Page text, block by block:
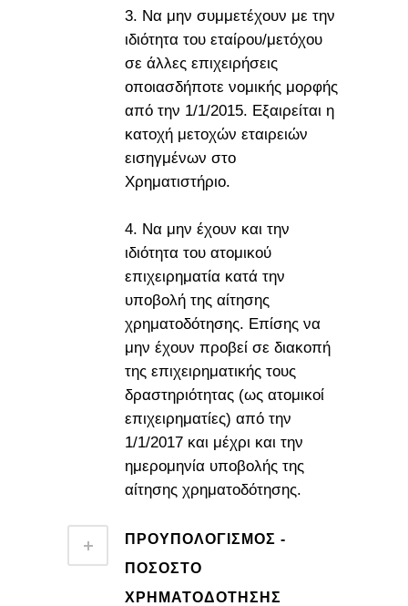
3. Να μην συμμετέχουν με την
ιδιότητα του εταίρου/μετόχου
σε άλλες επιχειρήσεις
οποιασδήποτε νομικής μορφής
από την 1/1/2015. Εξαιρείται η
κατοχή μετοχών εταιρειών
εισηγμένων στο
Χρηματιστήριο.
4. Να μην έχουν και την
ιδιότητα του ατομικού
επιχειρηματία κατά την
υποβολή της αίτησης
χρηματοδότησης. Επίσης να
μην έχουν προβεί σε διακοπή
της επιχειρηματικής τους
δραστηριότητας (ως ατομικοί
επιχειρηματίες) από την
1/1/2017 και μέχρι και την
ημερομηνία υποβολής της
αίτησης χρηματοδότησης.
ΠΡΟΥΠΟΛΟΓΙΣΜΟΣ -
ΠΟΣΟΣΤΟ
ΧΡΗΜΑΤΟΔΟΤΗΣΗΣ